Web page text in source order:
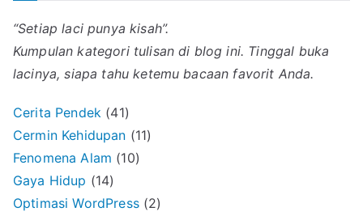
“Setiap laci punya kisah”.
Kumpulan kategori tulisan di blog ini. Tinggal buka
lacinya, siapa tahu ketemu bacaan favorit Anda.
Cerita Pendek (41)
Cermin Kehidupan (11)
Fenomena Alam (10)
Gaya Hidup (14)
Optimasi WordPress(2)